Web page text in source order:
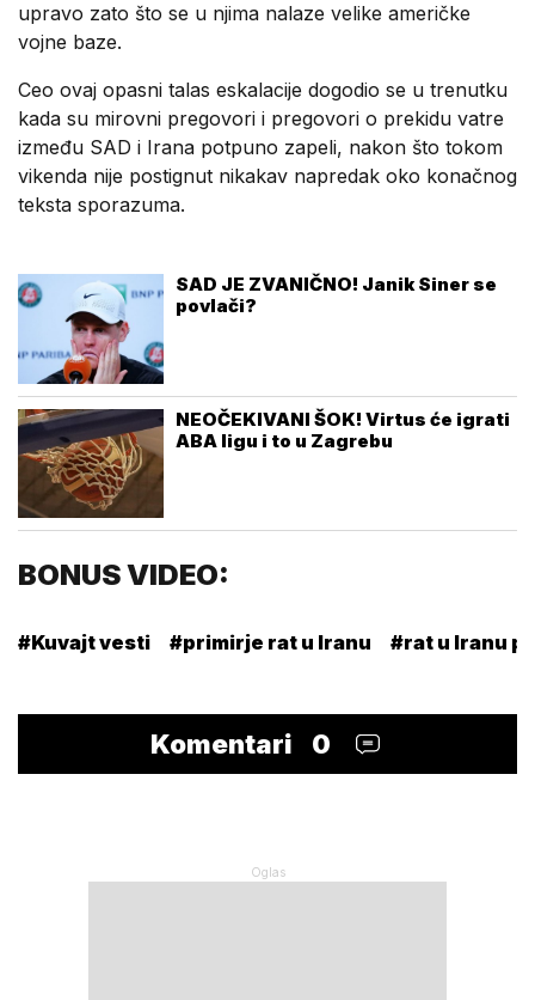
upravo zato što se u njima nalaze velike američke
vojne baze.
Ceo ovaj opasni talas eskalacije dogodio se u trenutku
kada su mirovni pregovori i pregovori o prekidu vatre
između SAD i Irana potpuno zapeli, nakon što tokom
vikenda nije postignut nikakav napredak oko konačnog
teksta sporazuma.
SAD JE ZVANIČNO! Janik Siner se
povlači?
NEOČEKIVANI ŠOK! Virtus će igrati
ABA ligu i to u Zagrebu
BONUS VIDEO:
#Kuvajt vesti #primirje rat u Iranu #rat u Iranu
Komentari 0